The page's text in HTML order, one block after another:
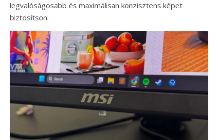
legvalóságosabb és maximálisan konzisztens képet
biztosítson.